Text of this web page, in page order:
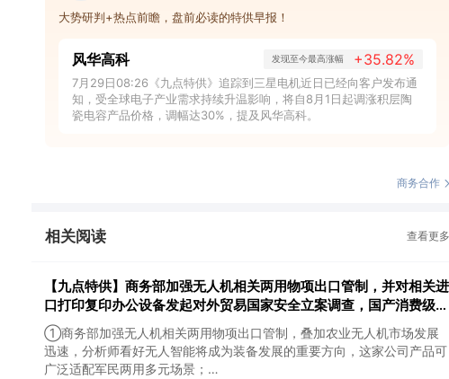
大势研判+热点前瞻，盘前必读的特供早报！
风华高科 发现至今最高涨幅 +35.82%
7月29日08:26《九点特供》追踪到三星电机近日已经向客户发布通
知，受全球电子产业需求持续升温影响，将自8月1日起调涨积层陶
瓷电容产品价格，调幅达30%，提及风华高科。
商务合作
相关阅读 查看更多
【九点特供】商务部加强无人机相关两用物项出口管制，并对相关进
口打印复印办公设备发起对外贸易国家安全立案调查，国产消费级
3D打印机已占全球九成市场份额
①商务部加强无人机相关两用物项出口管制，叠加农业无人机市场发展
迅速，分析师看好无人智能将成为装备发展的重要方向，这家公司产品可
广泛适配军民两用多元场景；